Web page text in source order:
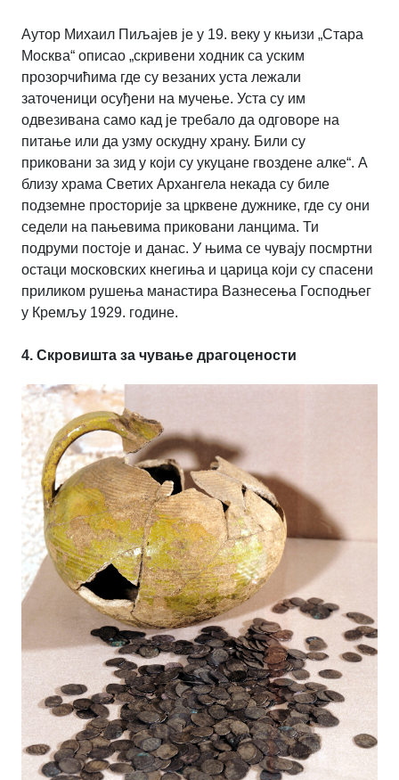
Аутор Михаил Пиљајев је у 19. веку у књизи „Стара
Москва“ описао „скривени ходник са уским
прозорчићима где су везаних уста лежали
заточеници осуђени на мучење. Уста су им
одвезивана само кад је требало да одговоре на
питање или да узму оскудну храну. Били су
приковани за зид у који су укуцане гвоздене алке“. А
близу храма Светих Архангела некада су биле
подземне просторије за црквене дужнике, где су они
седели на пањевима приковани ланцима. Ти
подруми постоје и данас. У њима се чувају посмртни
остаци московских кнегиња и царица који су спасени
приликом рушења манастира Вазнесења Господњег
у Кремљу 1929. године.
4. Скровишта за чување драгоцености